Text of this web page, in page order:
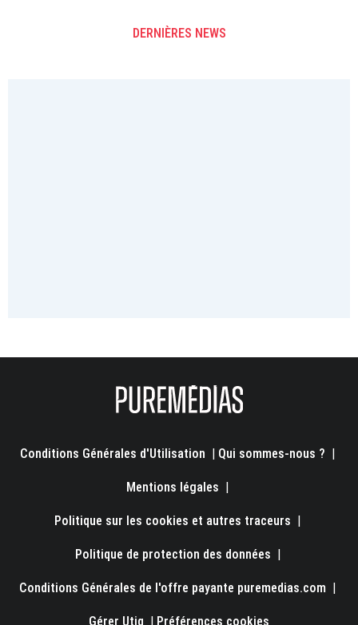
DERNIÈRES NEWS
Conditions Générales d'Utilisation Qui sommes-nous ?
Mentions légales
Politique sur les cookies et autres traceurs
Politique de protection des données
Conditions Générales de l'offre payante puremedias.com
Gérer Utiq Préférences cookies